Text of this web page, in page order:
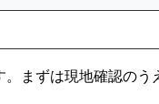
まずは現地確認の